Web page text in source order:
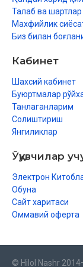
Доимо расми
Тазмин
Шероз сарвлари
Не замон озод
Қуръон дарвозаси
Ҳофиз фоли
Ҳайрат тоши
Илоҳий санъат
Соҳибқирон
Дабусия қалъаси
Талаб ва шартлар
Махфийлик
Биз билан
Кабинет
Шахсий кабинет
Буюртмалар
Танлаганларим
Солиштириш
Янгиликлар
Ўқувчилар
Электрон
Обуна
Сайт харитаси
Оммавий оферта
© Hilol Nashr